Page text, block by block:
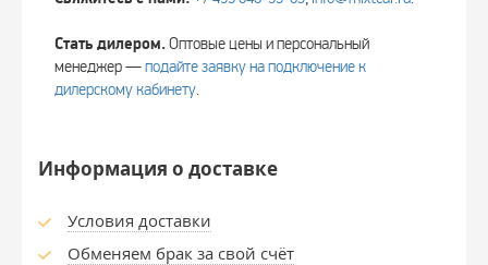
Стать дилером.Оптовые цены и персональный
менеджер —подайте заявку на подключение к
дилерскому кабинету.
Информация о доставке
Условия доставки
Обменяем брак за свой счёт